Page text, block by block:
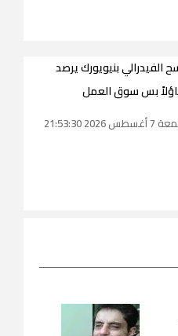
الفيدرالي بنيويورك يرصد
بس سوق العمل
2026 21:53:30